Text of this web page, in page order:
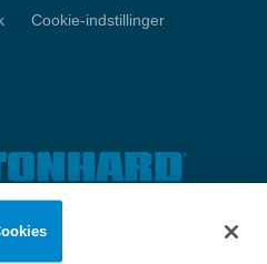
Cookie-indstillinger